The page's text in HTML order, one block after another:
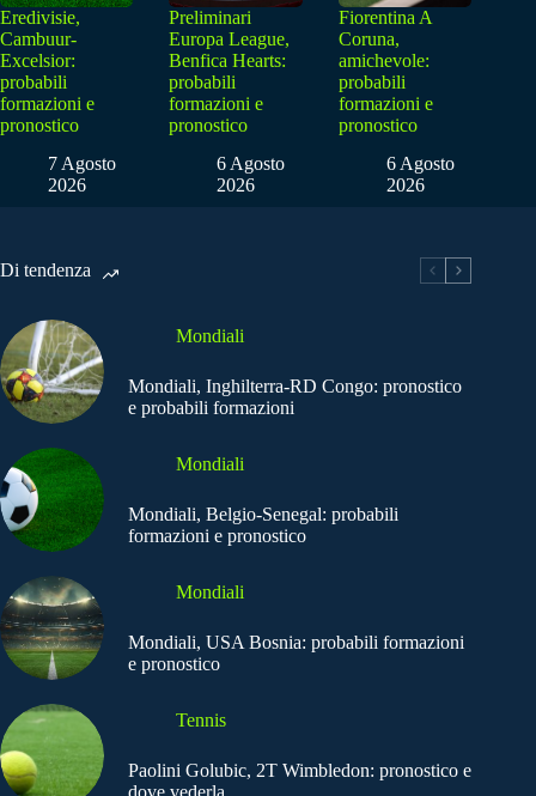
Eredivisie,
Cambuur-
Excelsior:
probabili
formazioni e
pronostico
7 Agosto
2026
Preliminari
Europa League,
Benfica Hearts:
probabili
formazioni e
pronostico
6 Agosto
2026
Fiorentina A
Coruna,
amichevole:
probabili
formazioni e
pronostico
6 Agosto
2026
Di tendenza
Mondiali
Mondiali, Inghilterra-RD Congo: pronostico
e probabili formazioni
Mondiali
Mondiali, Belgio-Senegal: probabili
formazioni e pronostico
Mondiali
Mondiali, USA Bosnia: probabili formazioni
e pronostico
Tennis
Paolini Golubic, 2T Wimbledon: pronostico e
dove vederla